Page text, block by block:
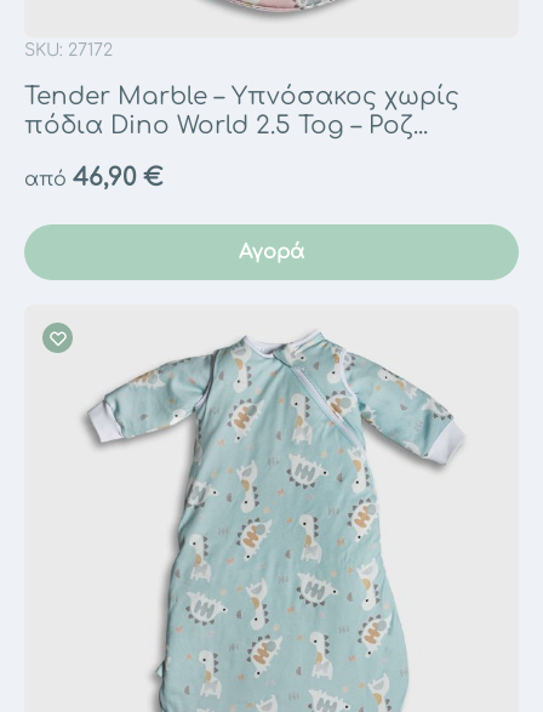
SKU: 27172
Tender Marble – Υπνόσακος χωρίς
πόδια Dino World 2.5 Tog – Ροζ...
από 46,90 €
Αγορά